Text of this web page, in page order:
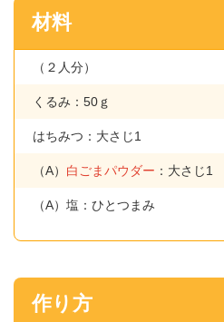
材料
（２人分）
くるみ：50ｇ
はちみつ：大さじ1
（A） 白ごまパウダー ：大さじ1
（A）塩：ひとつまみ
作り方